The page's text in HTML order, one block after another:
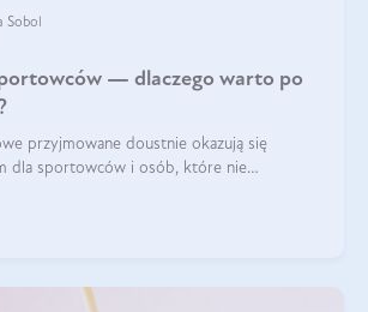
Sobol
— dlaczego warto po
przyjmowane doustnie okazują się
dla sportowców i osób, które nie